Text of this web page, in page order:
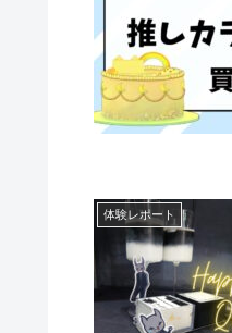
体験レポート